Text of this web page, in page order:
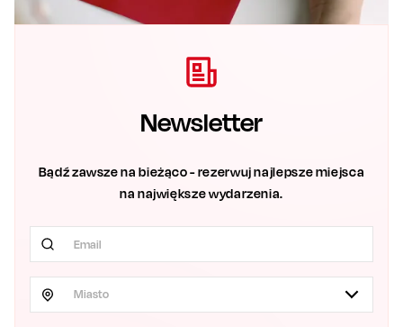
Newsletter
Bądź zawsze na bieżąco - rezerwuj najlepsze miejsca
na największe wydarzenia.
Miasto